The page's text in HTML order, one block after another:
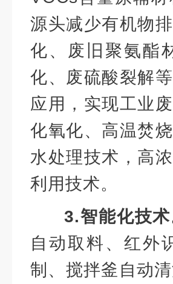
源头减少有机物
化、废旧聚氨酯
化、废硫酸裂解
应用，实现工业
化氧化、高温焚
水处理技术，高
利用技术。
3.智能化技
自动取料、红外
制、搅拌釜自动